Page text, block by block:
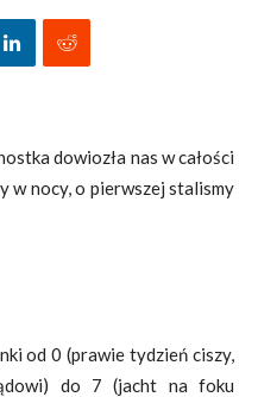
dowiozła nas w całości
w nocy, o pierwszej stalismy
od 0 (prawie tydzień ciszy,
do 7 (jacht na foku